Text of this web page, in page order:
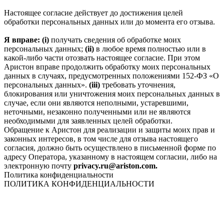
Настоящее согласие действует до достижения целей
обработки персональных данных или до момента его отзыва.
Я вправе: (i) получать сведения об обработке моих
персональных данных; (ii) в любое время полностью или в
какой-либо части отозвать настоящее согласие. При этом
Аристон вправе продолжить обработку моих персональных
данных в случаях, предусмотренных положениями 152-ФЗ «О
персональных данных». (iii) требовать уточнения,
блокирования или уничтожения моих персональных данных в
случае, если они являются неполными, устаревшими,
неточными, незаконно полученными или не являются
необходимыми для заявленных целей обработки.
Обращение к Аристон для реализации и защиты моих прав и
законных интересов, в том числе для отзыва настоящего
согласия, должно быть осуществлено в письменной форме по
адресу Оператора, указанному в настоящем согласии, либо на
электронную почту privacy.ru@ariston.com.
Политика конфиденциальности
ПОЛИТИКА КОНФИДЕНЦИАЛЬНОСТИ